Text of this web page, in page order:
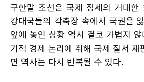
구한말 조선은 국제 정세의 거대한
강대국들의 각축장 속에서 국권을
앞에 놓인 상황 역시 결코 가볍지
기적 경제 논리에 취해 국제 질서 재
면 역사는 다시 반복될 수 있다.